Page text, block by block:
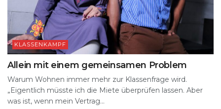
KLASSENKAMPF
Allein mit einem gemeinsamen Problem
Warum Wohnen immer mehr zur Klassenfrage wird.
„Eigentlich müsste ich die Miete überprüfen lassen. Aber
was ist, wenn mein Vertrag...